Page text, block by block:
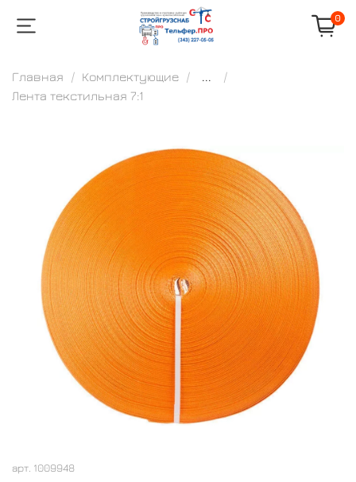
0
Главная Комплектующие
...
Лента текстильная 7:1
арт. 1009948